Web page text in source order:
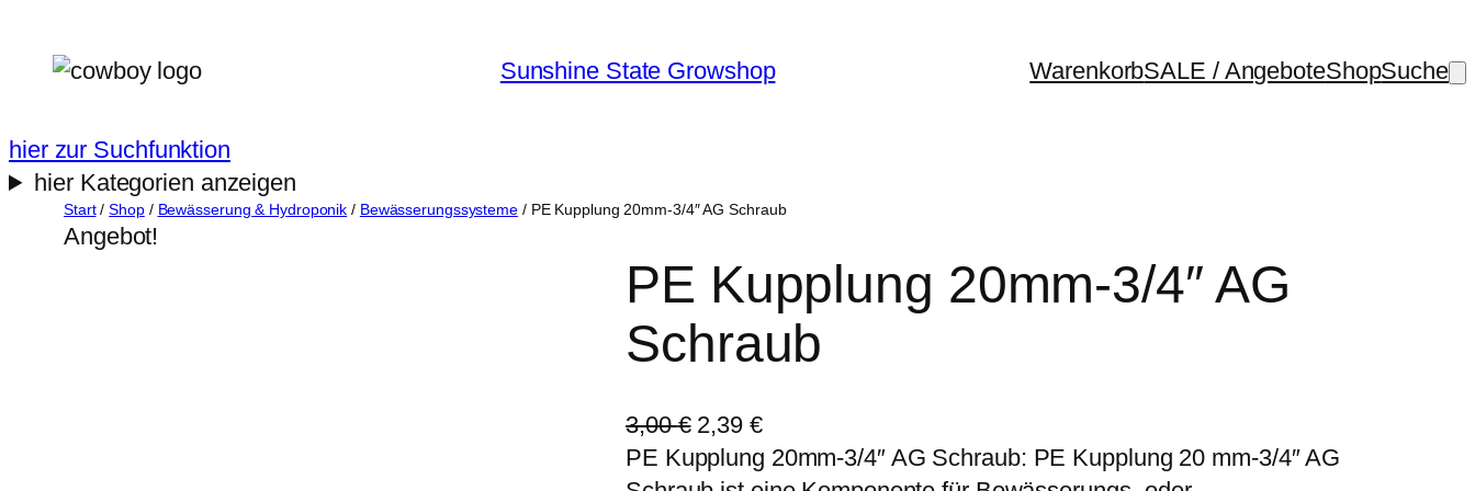
Inhalt
Sunshine State Growshop WarenkorbSALE / AngeboteShopSuche
hier zur Suchfunktion
hier Kategorien anzeigen
Start/Shop/ Bewässerung & Hydroponik / Bewässerungssysteme/ PE Kupplung 20mm-3/4″ AG Schraub
Angebot!
PE Kupplung 20mm-3/4″ AG
Schraub
3,00€ U
r
2,39 €A
k
PE Kupplung 20mm-3/4″ AG Schraub: PE Kupplung 20 mm-3/4″ AG